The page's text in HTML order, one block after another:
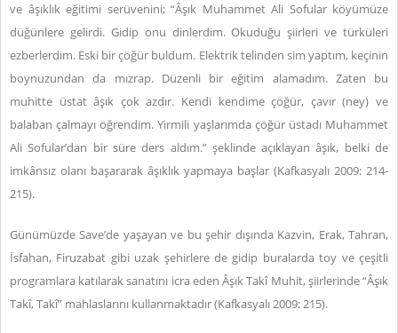
ve âşıklık eğitimi serüvenini; “Âşık Muhammet Ali Sofular köyümüze
düğünlere gelirdi. Gidip onu dinlerdim. Okuduğu şiirleri ve türküleri
ezberlerdim. Eski bir çöğür buldum. Elektrik telinden sim yaptım, keçinin
boynuzundan da mızrap. Düzenli bir eğitim alamadım. Zaten bu
muhitte üstat âşık çok azdır. Kendi kendime çöğür, çavır (ney) ve
balaban çalmayı öğrendim. Yirmili yaşlarımda çöğür üstadı Muhammet
Ali Sofular’dan bir süre ders aldım.” şeklinde açıklayan âşık, belki de
imkânsız olanı başararak âşıklık yapmaya başlar (Kafkasyalı 2009: 214-
215).
Günümüzde Save’de yaşayan ve bu şehir dışında Kazvin, Erak, Tahran,
İsfahan, Firuzabat gibi uzak şehirlere de gidip buralarda toy ve çeşitli
programlara katılarak sanatını icra eden Âşık Takî Muhit, şiirlerinde “Âşık
Takî, Takî” mahlaslarını kullanmaktadır (Kafkasyalı 2009: 215).